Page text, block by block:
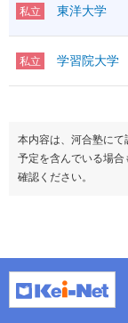
私立 東洋大学
私立 学習院大学
本内容は、河合塾に
予定を含んでいる場
確認ください。